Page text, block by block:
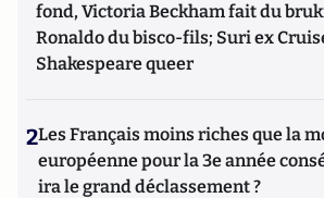
fond, Victoria Beckham fait du
Ronaldo du bisco-fils; Suri ex
Shakespeare queer
2Les Français moins riches que la
européenne pour la 3e année
ira le grand déclassement ?